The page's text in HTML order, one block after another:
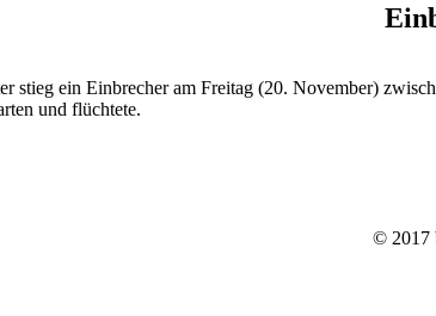
stieg ein Einbrecher am Freitag (20. November)
und flüchtete.
© 2017